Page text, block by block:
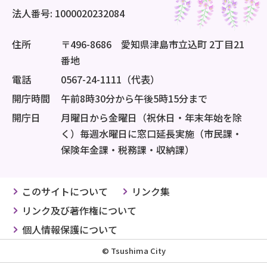
法人番号: 1000020232084
住所
〒496-8686 愛知県津島市立込町 2丁目21
番地
電話
0567-24-1111（代表）
開庁時間
午前8時30分から午後5時15分まで
開庁日
月曜日から金曜日（祝休日・年末年始を除
く）毎週水曜日に窓口延長実施（市民課・
保険年金課・税務課・収納課）
このサイトについて
リンク集
リンク及び著作権について
個人情報保護について
© Tsushima City